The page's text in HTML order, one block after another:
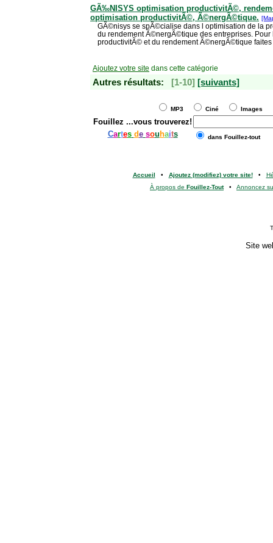
GÃ‰NISYS optimisation productivitÃ©,
optimisation productivitÃ©, Ã©nergÃ©tique.
GÃ©nisys se spÃ©cialise dans l optimisation de la
du rendement Ã©nergÃ©tique des entreprises. Pour
productivitÃ© et du rendement Ã©nergÃ©tique
Ajoutez votre site dans cette catégorie
Autres résultats: [1-10] [suivants]
MP3 Ciné Images
Fouillez ...vous trouverez!
Cartes de sou haits dans Fouillez-tout
Accueil • Ajoutez (modifiez) votre site!•
À propos de Fouillez-Tout• Annoncez
Site